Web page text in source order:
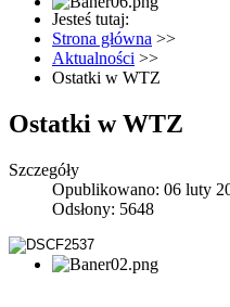
Jesteś tutaj:
Strona główna >>
Aktualności >>
Ostatki w WTZ
Ostatki w WTZ
Szczegóły
Opublikowano: 06 luty
Odsłony: 5648